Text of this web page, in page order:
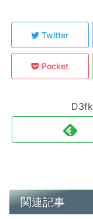
Twitter
Pocket
関連記事